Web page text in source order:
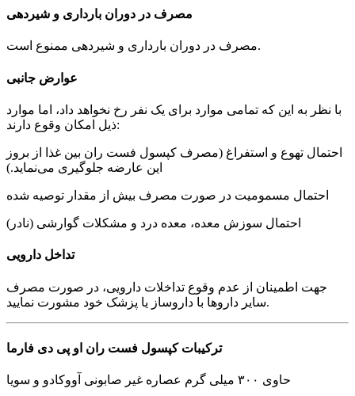
مصرف در دوران بارداری و شیردهی
مصرف در دوران بارداری و شیردهی ممنوع است.
عوارض جانبی
با نظر به این که تمامی موارد برای یک نفر رخ نخواهد داد، اما موارد
ذیل امکان وقوع دارند:
احتمال تهوع و استفراغ (مصرف کپسول فست ران بین غذا از بروز
این عارضه جلوگیری می‌نماید.)
احتمال مسمومیت در صورت مصرف بیش از مقدار توصیه شده
احتمال سوزش معده، معده درد و مشکلات گوارشی (نادر)
تداخل دارویی
جهت اطمینان از عدم وقوع تداخلات دارویی، در صورت مصرف
سایر داروها با داروساز یا پزشک خود مشورت نمایید.
ترکیبات کپسول فست ران او پی دی فارما
حاوی ۳۰۰ میلی گرم عصاره غیر صابونی آووکادو و سویا